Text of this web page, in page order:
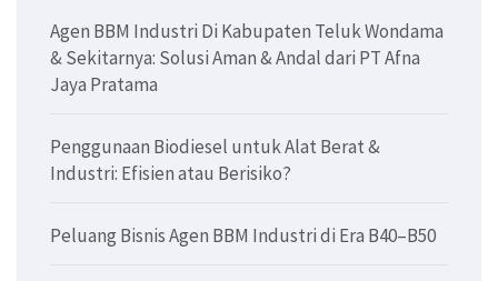
Agen BBM Industri Di Kabupaten Teluk Wondama
& Sekitarnya: Solusi Aman & Andal dari PT Afna
Jaya Pratama
Penggunaan Biodiesel untuk Alat Berat &
Industri: Efisien atau Berisiko?
Peluang Bisnis Agen BBM Industri di Era B40–B50